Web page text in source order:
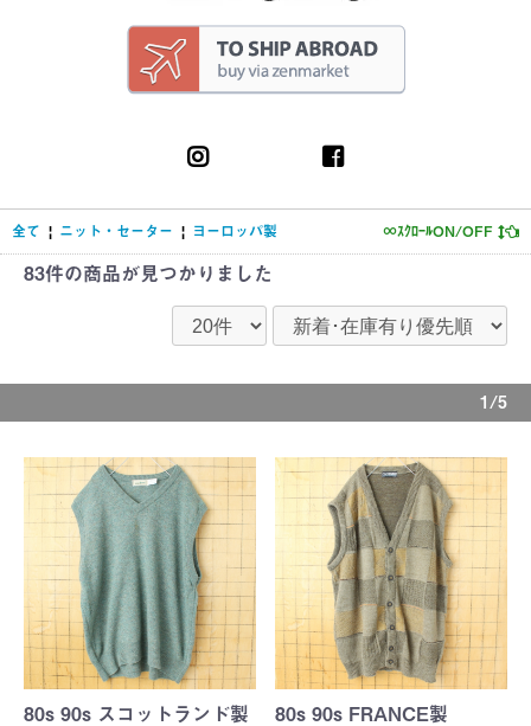
全て | ニット・セーター | ヨーロッパ製 ∞ｽｸﾛｰﾙON/OFF
83件の商品が見つかりました
1/5
80s 90s スコットランド製
80s 90s FRANCE製